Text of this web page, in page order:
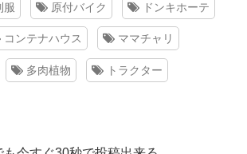
服 原付バイク ドンキホーテ
コンテナハウス ママチャリ
多肉植物 トラクター